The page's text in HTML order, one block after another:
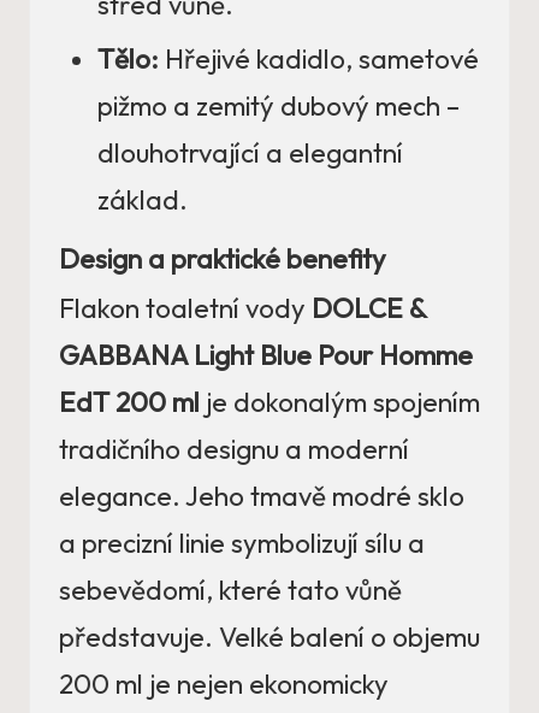
Tělo: Hřejivé kadidlo, sametové
pižmo a zemitý dubový mech –
dlouhotrvající a elegantní
základ.
Design a praktické benefity
Flakon toaletní vody DOLCE &
GABBANA Light Blue Pour Homme
EdT 200 ml je dokonalým spojením
tradičního designu a moderní
elegance. Jeho tmavě modré sklo
a precizní linie symbolizují sílu a
sebevědomí, které tato vůně
představuje. Velké balení o objemu
200 ml je nejen ekonomicky